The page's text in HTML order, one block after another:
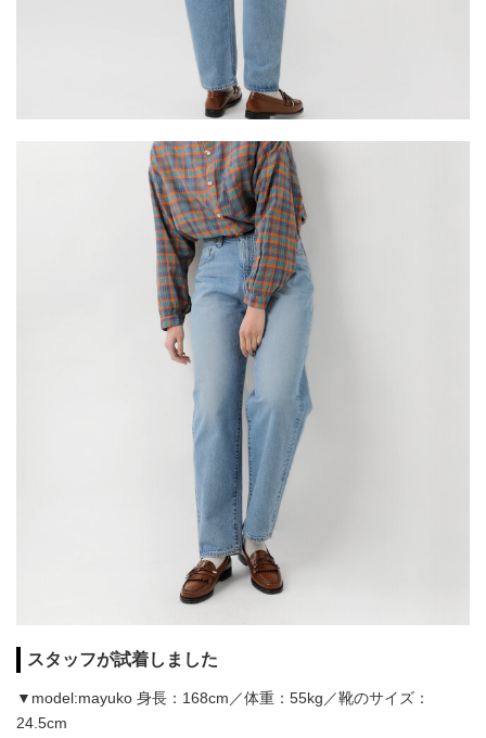
スタッフが試着しました
▼model:mayuko 身長：168cm／体重：55kg／靴のサイズ：
24.5cm